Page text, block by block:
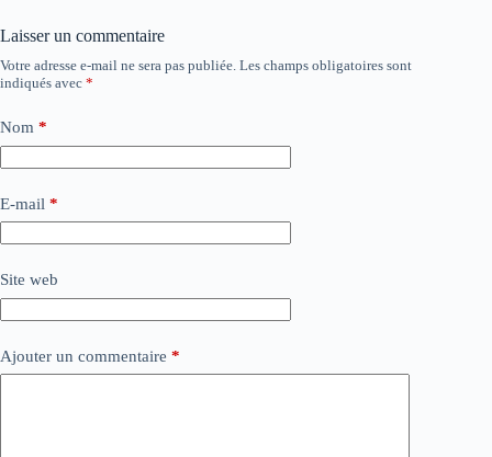
Laisser un commentaire
Votre adresse e-mail ne sera pas publiée. Les champs obligatoires sont
indiqués avec *
Nom *
E-mail *
Site web
Ajouter un commentaire *